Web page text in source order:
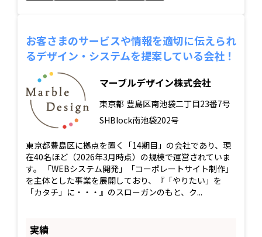
お客さまのサービスや情報を適切に伝えられ
るデザイン・システムを提案している会社！
マーブルデザイン株式会社
東京都 豊島区南池袋二丁目23番7号
SHBlock南池袋202号
東京都豊島区に拠点を置く「14期目」の会社であり、現
在40名ほど（2026年3月時点）の規模で運営されていま
す。 「WEBシステム開発」「コーポレートサイト制作」
を主体とした事業を展開しており、『「やりたい」を
「カタチ」に・・・』のスローガンのもと、ク...
実績